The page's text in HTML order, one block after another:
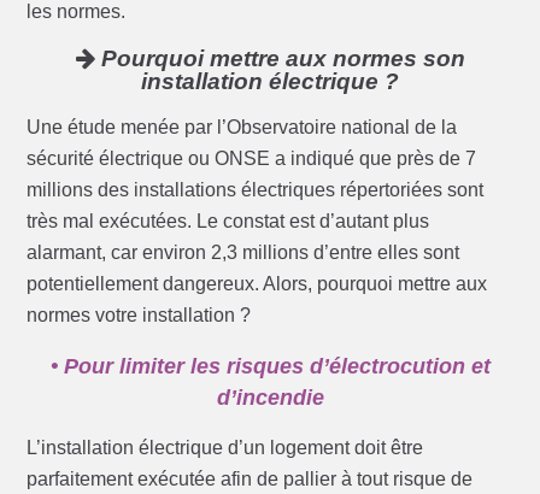
les normes.
Pourquoi mettre aux normes son
installation électrique ?
Une étude menée par l’Observatoire national de la
sécurité électrique ou ONSE a indiqué que près de 7
millions des installations électriques répertoriées sont
très mal exécutées. Le constat est d’autant plus
alarmant, car environ 2,3 millions d’entre elles sont
potentiellement dangereux. Alors, pourquoi mettre aux
normes votre installation ?
• Pour limiter les risques d’électrocution et
d’incendie
L’installation électrique d’un logement doit être
parfaitement exécutée afin de pallier à tout risque de